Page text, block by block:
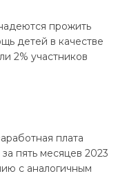
прожить
детей в качестве
2% участников
плата
пять месяцев 2023
с аналогичным